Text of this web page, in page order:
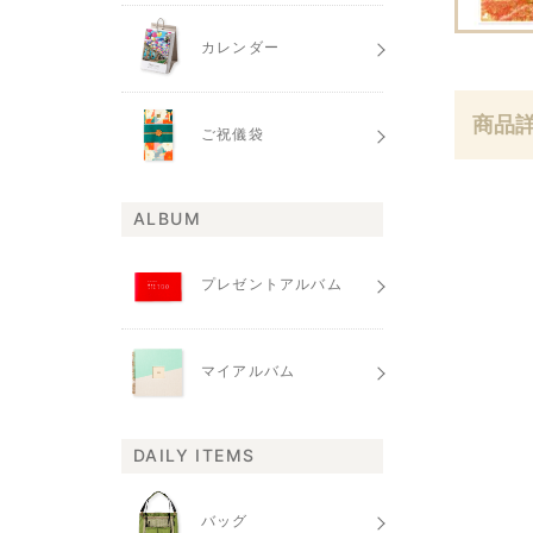
商品
カレンダー
ご祝儀袋
ALBUM
プレゼントアルバム
マイアルバム
DAILY ITEMS
バッグ